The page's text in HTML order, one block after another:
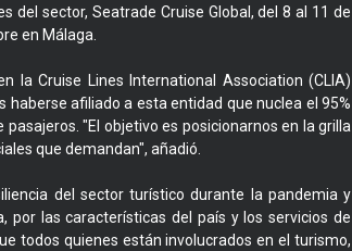
del sector, Seatrade Cruise Global, del 8 al 11 de
en Málaga.
la Cruise Lines International Association (CLIA)
haberse afiliado a esta entidad que nuclea el 95%
"El objetivo es posicionarnos en la grilla
que demandan", añadió.
del sector turístico durante la pandemia y
por las características del país y los servicios de
todos quienes están involucrados en el turismo,